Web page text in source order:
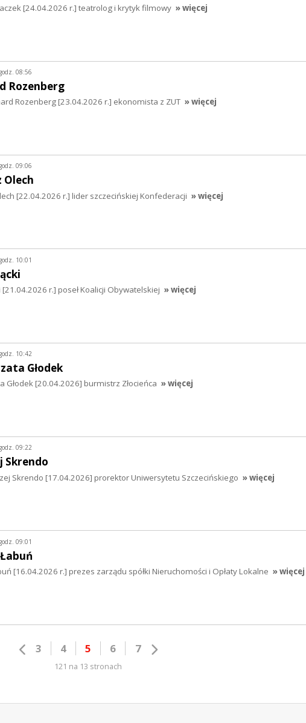
[24.04.2026 r.] teatrolog i krytyk filmowy » więcej
08:56
Rozenberg
Rozenberg [23.04.2026 r.] ekonomista z ZUT » więcej
09:06
Olech
[22.04.2026 r.] lider szczecińskiej Konfederacji » więcej
10:01
[21.04.2026 r.] poseł Koalicji Obywatelskiej » więcej
10:42
Głodek
Głodek [20.04.2026] burmistrz Złocieńca » więcej
09:22
Skrendo
Skrendo [17.04.2026] prorektor Uniwersytetu Szczecińskiego » więcej
09:01
[16.04.2026 r.] prezes zarządu spółki Nieruchomości i Opłaty Lokalne » więcej
3 4 5 6 7
121 na 13 stronach